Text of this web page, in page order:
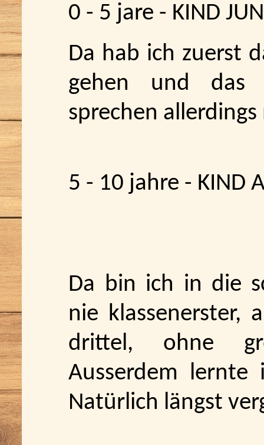
0 - 5 jare - KIND
Da hab ich zuerst
gehen und das
sprechen
5 - 10 jahre - KIND
Da bin ich in die
nie klassenerster,
drittel, ohne
Ausserdem
Natürlich längst